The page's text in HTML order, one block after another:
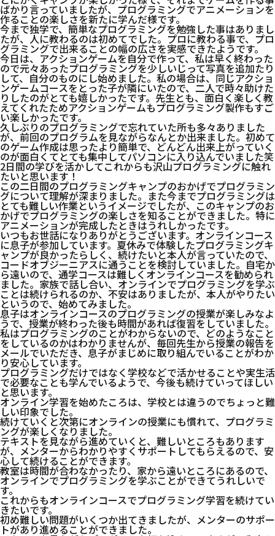
ばかり言っていましたが、プログラミングでアニメーションを
作ることの楽しさを新たに学んだ様です。
今まで独学で、簡単なプログラミングを勉強した事はありまし
たが、人に教わるのは初めてでした。プロに教わる事で、プロ
グラミングで出来ることの幅の広さを実感できたようです。
今日は、アクションゲームを自分で作って、私は早く終わった
ので元々あったプログラミングを少しいじって写真を追加たり
して、自分のものにし始めました。私の場合は、同じアクショ
ンゲームコースをとった子が隣にいたので、二人で時々助けた
りしたのがとても嬉しかったです。先生とも、面白く楽しく教
えてくれたためアクションゲームもプログラミング製作もすご
い楽しかったです。
久しぶりのプログラミングで忘れていた所も多々ありました
が、前回のプログラムを見ながらなんとか出来ました。初めて
のゲーム作成は思ったより簡単で、どんどん出来上がっていく
のが面白くてとても集中してパソコンに入り込んでいました笑
2日間の学びを活かしてこれからも沢山プログラミングに触れ
たいと思います！
この二日間のプログラミングキャンプのおかげでプログラミン
グについて理解が深まりました。また今までプログラミングは
とても難しい作業というイメージでしたが、このキャンプのお
かげでプログラミングの楽しさを知ることができました。特に
アニメーションが完成したときはうれしかったです。
いつもお世話になりありがとうございます。オンラインコース
に息子が参加しています。夏休みで体験したプログラミングキ
ャンプが良かったらしく、続けたいと本人が言っていたので、
コードオブジーニアスに通うことを検討していました。自宅か
ら遠いので、通学コースは難しくオンラインコースを勧められ
ました。家族で話し合い、オンラインでプログラミングを学ぶ
ことは続けられるのか、不安はありましたが、本人がやりたい
というので、始めてみました。
息子はオンラインコースのプログラミングの授業が楽しみなよ
うで、授業が終わった後も時間があれば復習をしていました。
私はプログラミングのことがわからないので、どのようなこと
をしているのかはわかりませんが、毎回先生から授業の報告を
メールでいただき、息子がまじめに取り組んでいることがわか
り安心しています。
プログラミングだけではなく学校などで活かせることや実生活
で必要なことも学んでいるようで、今後も続けていってほしい
と思います。
オンライン学習を始めたころは、学校とは違うのでちょっと難
しい印象でした。
続けていくと次第にオンラインの授業にも慣れて、プログラミ
ングが楽しくなりました。
テキストを見ながら進めていくと、難しいところもあります
が、メンターからわかりやすくサポートしてもらえるので、安
心して続けることができます。
教室は時間が合わなかったり、家から遠いところにあるので、
オンラインでプログラミングを学ぶことができてうれしいで
す。
これからもオンラインコースでプログラミング学習を続けてい
きたいです。
初め難しい問題がいくつか出てきましたが、メンターのサポー
トがあり進めることができました。